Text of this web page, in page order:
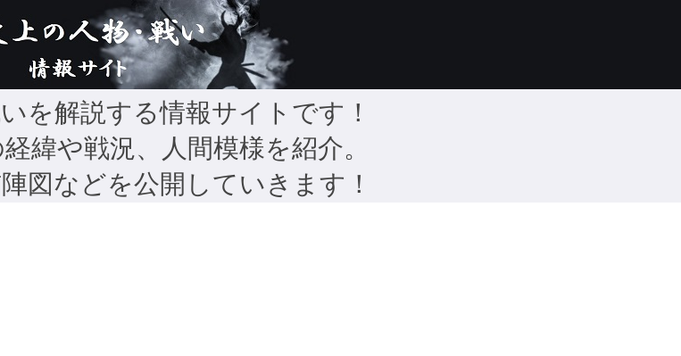
を解説する情報サイトです！
緯や戦況、人間模様を紹介。
図などを公開していきます！